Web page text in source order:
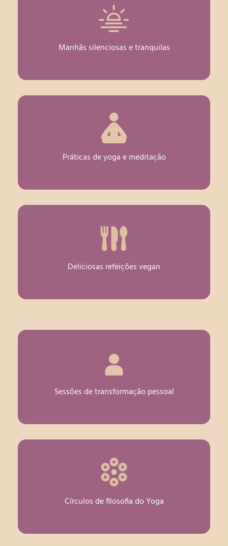
Manhãs silenciosas e tranquilas
Práticas de yoga e meditação
Deliciosas refeições vegan
Sessões de transformação pessoal
Círculos de filosofia do Yoga